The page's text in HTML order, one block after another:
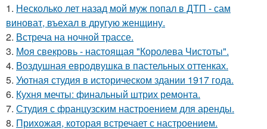
1. Несколько лет назад мой муж попал в ДТП - сам
виноват, въехал в другую женщину.
2. Встреча на ночной трассе.
3. Моя свекровь - настоящая "Королева Чистоты".
4. Воздушная евродвушка в пастельных оттенках.
5. Уютная студия в историческом здании 1917 года.
6. Кухня мечты: финальный штрих ремонта.
7. Студия с французским настроением для аренды.
8. Прихожая, которая встречает с настроением.